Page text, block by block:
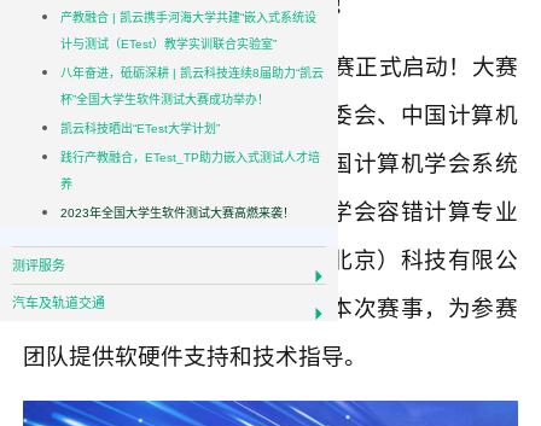
产教融合 | 凯云携手河海大学共建“嵌入式系统设
计与测试（ETest）教学实训联合实验室”
八年奋进，砥砺深耕 | 凯云科技连续8届助力“凯云
杯”全国大学生软件测试大赛成功举办！
凯云科技晒出“ETest大学计划”
践行产教融合，ETest_TP助力嵌入式测试人才培
养
2023年全国大学生软件测试大赛高燃来袭！
测评服务
汽车及轨道交通
2023年全国大学生软件测试大赛正式启动！大赛
由全国大学生软件测试大赛组委会、中国计算机
学会软件工程专业委员会、中国计算机学会系统
软件专业委员会、中国计算机学会容错计算专业
委员会联合主办。凯云联创（北京）科技有限公
司作为重要协办单位参与组织本次赛事，为参赛
团队提供软硬件支持和技术指导。